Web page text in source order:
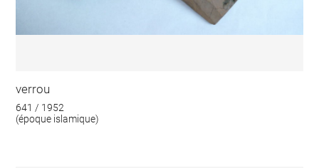
verrou
641 / 1952
(époque islamique)